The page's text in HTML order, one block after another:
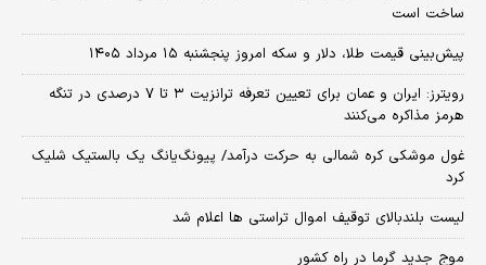
ساخت است
پیش‌بینی قیمت طلا، دلار و سکه امروز پنجشنبه ۱۵ مرداد ۱۴۰۵
رویترز: ایران و عمان برای تعیین تعرفه ترانزیت ۳ تا ۷ درصدی در تنگه
هرمز مذاکره می‌کنند
غول موشکی کره شمالی به حرکت درآمد/ پیونگ‌یانگ یک بالستیک شلیک
کرد
لیست بلندبالای توقیف اموال تراستی ها اعلام شد
موج جدید گرما در راه کشور